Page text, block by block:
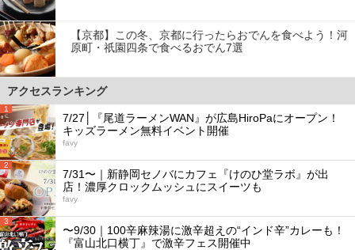
【京都】この冬、京都に行ったらおでんを食べよう！河
原町・祇園四条で食べるおでん7選
アクセスランキング
1
7/27│『尾道ラーメンWAN』が広島HiroPaにオープン！
キッズラーメン無料イベント開催
favy
2
7/31〜｜新静岡セノバにカフェ『けのひ堂ラボ』が出
店！濃厚クロックムッシュにスイーツも
favy
3
〜9/30｜100辛麻辣湯に激辛超えの“インド辛”カレーも！
『富山北口横丁』で激辛フェス開催中